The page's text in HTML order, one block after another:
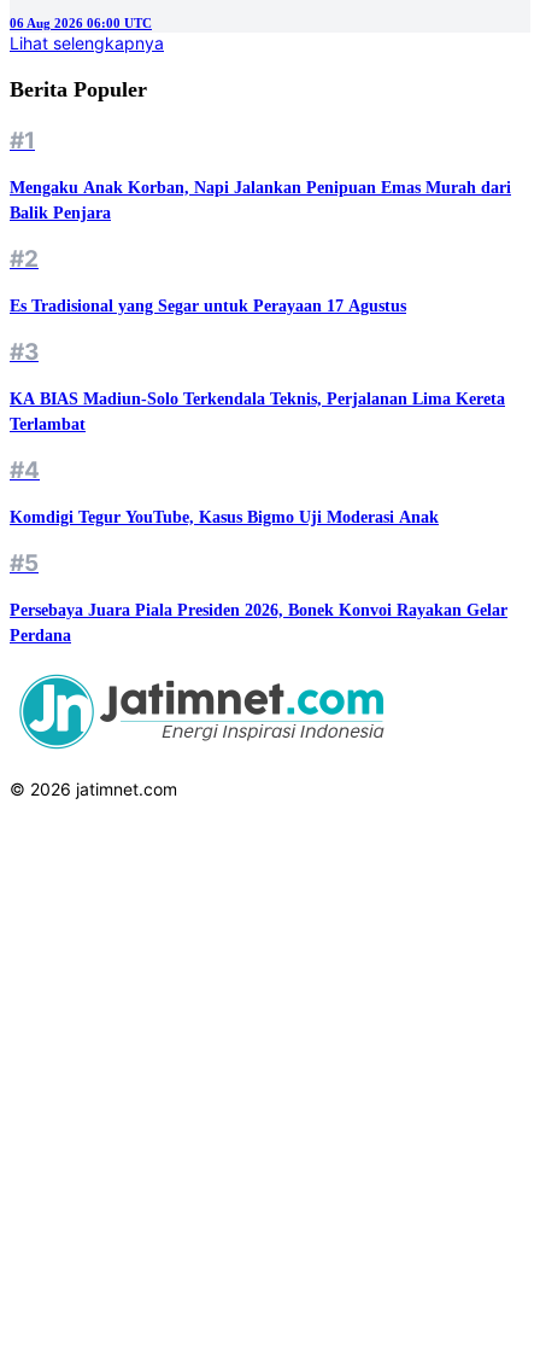
06 Aug 2026 06:00 UTC
Lihat selengkapnya
Berita Populer
#1
Mengaku Anak Korban, Napi Jalankan Penipuan Emas Murah dari
Balik Penjara
#2
Es Tradisional yang Segar untuk Perayaan 17 Agustus
#3
KA BIAS Madiun-Solo Terkendala Teknis, Perjalanan Lima Kereta
Terlambat
#4
Komdigi Tegur YouTube, Kasus Bigmo Uji Moderasi Anak
#5
Persebaya Juara Piala Presiden 2026, Bonek Konvoi Rayakan Gelar
Perdana
© 2026 jatimnet.com